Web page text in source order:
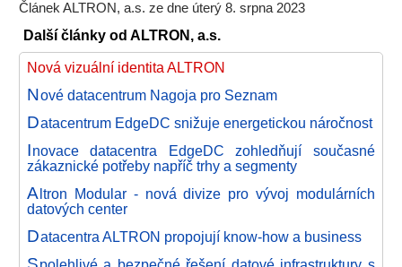
Článek ALTRON, a.s. ze dne úterý 8. srpna 2023
Další články od ALTRON, a.s.
Nová vizuální identita ALTRON
Nové datacentrum Nagoja pro Seznam
Datacentrum EdgeDC snižuje energetickou náročnost
Inovace datacentra EdgeDC zohledňují současné
zákaznické potřeby napříč trhy a segmenty
Altron Modular - nová divize pro vývoj modulárních
datových center
Datacentra ALTRON propojují know-how a business